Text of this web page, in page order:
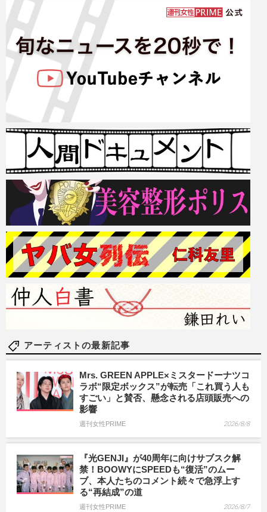
アーティストの最新記事
Mrs. GREEN APPLE×ミスタードーナツコ
ラボ“限定ボックス”が転売「これ買う人も
すごい」と賛否、懸念される店頭販売への
影響
週刊女性PRIME 2026/8/8
『光GENJI』が40周年に向けサブスク解
禁！BOOWYにSPEEDも“復活”のムー
ブ、本人たちのコメント続々で急浮上す
る“再結成”の道
週刊女性PRIME 2026/8/7